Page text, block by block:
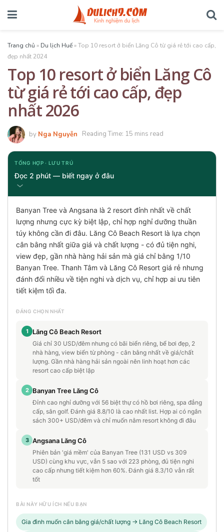
Trang chủ » Du lịch Huế »Top 10 resort ở biển Lăng Cô từ giá rẻ tới cao cấp,
đẹp nhất 2024
Top 10 resort ở biển Lăng Cô
từ giá rẻ tới cao cấp, đẹp
nhất 2026
by Nga Nguyễn Reading Time: 15 mins read
TỔNG HỢP · LƯU TRÚ
Đọc 2 phút — biết ngay ở đâu
Banyan Tree và Angsana là 2 resort đỉnh nhất về chất
lượng nhưng cực kỳ biệt lập, chỉ hợp nghỉ dưỡng thuần
túy không cần đi đâu. Lăng Cô Beach Resort là lựa chọn
cân bằng nhất giữa giá và chất lượng - có đủ tiện nghi,
view đẹp, gần nhà hàng hải sản mà giá chỉ bằng 1/10
Banyan Tree. Thanh Tâm và Lăng Cô Resort giá rẻ nhưng
đánh đổi nhiều về tiện nghi và dịch vụ, chỉ hợp ai ưu tiên
tiết kiệm tối đa.
ĐÁNG CHỌN NHẤT
1 Lăng Cô Beach Resort
Giá chỉ 30 USD/đêm nhưng có bãi biển riêng, bể bơi đẹp, 2
nhà hàng, view biển từ phòng - cân bằng nhất về giá/chất
lượng. Gần nhà hàng hải sản ngoài nên linh hoạt hơn các
resort cao cấp biệt lập
2 Banyan Tree Lăng Cô
Đỉnh cao nghỉ dưỡng với 56 biệt thự có hồ bơi riêng, spa đẳng
cấp, sân golf. Đánh giá 8.8/10 là cao nhất list. Hợp ai có ngân
sách 300+ USD/đêm và chỉ muốn nằm resort không đi đâu
3 Angsana Lăng Cô
Phiên bản 'giá mềm' của Banyan Tree (131 USD vs 309
USD) cùng khu vực, vẫn 5 sao với 223 phòng, đủ tiện nghi
cao cấp nhưng tiết kiệm hơn 60%. Đánh giá 8.3/10 vẫn rất
tốt
BÀI NÀY HỮU ÍCH NẾU BẠN
Gia đình muốn cân bằng giá/chất lượng → Lăng Cô Beach Resort